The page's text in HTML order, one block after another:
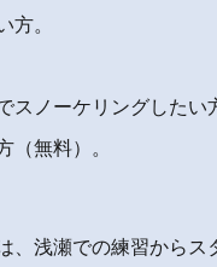
方。
ノーケリングしたい
（無料）。
、浅瀬での練習から